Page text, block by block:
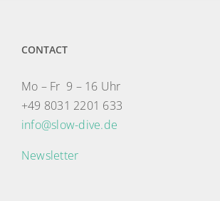
CONTACT
Mo – Fr 9 – 16 Uhr
+49 8031 2201 633
info@slow-dive.de
Newsletter